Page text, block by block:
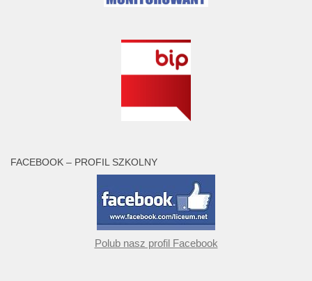
FACEBOOK – PROFIL SZKOLNY
Polub nasz profil Facebook